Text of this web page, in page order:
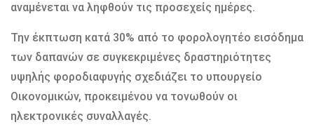
αναμένεται να ληφθούν τις προσεχείς ημέρες.
Την έκπτωση κατά 30% από το φορολογητέο εισόδημα
των δαπανών σε συγκεκριμένες δραστηριότητες
υψηλής φοροδιαφυγής σχεδιάζει το υπουργείο
Οικονομικών, προκειμένου να τονωθούν οι
ηλεκτρονικές συναλλαγές.